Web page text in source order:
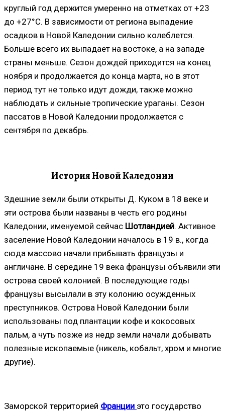
круглый год держится умеренно на отметках от +23
до +27°C. В зависимости от региона выпадение
осадков в Новой Каледонии сильно колеблется.
Больше всего их выпадает на востоке, а на западе
страны меньше. Сезон дождей приходится на конец
ноября и продолжается до конца марта, но в этот
период тут не только идут дожди, также можно
наблюдать и сильные тропические ураганы. Сезон
пассатов в Новой Каледонии продолжается с
сентября по декабрь.
История Новой Каледонии
Здешние земли были открыты Д. Куком в 18 веке и
эти острова были названы в честь его родины
Каледонии, именуемой сейчас Шотландией. Активное
заселение Новой Каледонии началось в 19 в., когда
сюда массово начали прибывать французы и
англичане. В середине 19 века французы объявили эти
острова своей колонией. В последующие годы
французы высылали в эту колонию осужденных
преступников. Острова Новой Каледонии были
использованы под плантации кофе и кокосовых
пальм, а чуть позже из недр земли начали добывать
полезные ископаемые (никель, кобальт, хром и многие
другие).
Заморской территорией Франции это государство